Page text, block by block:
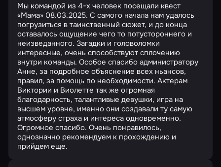
Мы командой из 4-х человек посещали квест
«Мама» 08.03.2025. С самого начала нам удалось
погрузиться в таинственный сюжет, и до конца
оставалось ощущение чего то потустороннего и
неизведанного. Загадки и головоломки
интересные, очень способствуют сплочению
внутри команды. Особое спасибо администратору
Анне, за подробное объяснение всех ньансов,
правил, за помощь по необходимости. Актерам
Виктории и Виолетте так же огромная
благодарность, талантливые девушки, игра на
высшем уровне, именно они создавали ту самую
атмосферу страха и интереса одновременно.
Огромное спасибо. Очень понравилось,
однозначно рекомендуем к прохождению и
прийдем еще.